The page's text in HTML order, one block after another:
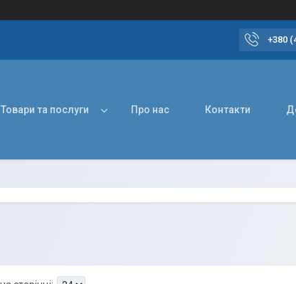
+380
Товари та послуги Про нас Контакти